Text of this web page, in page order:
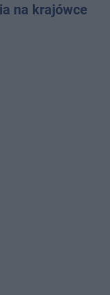
na krajówce